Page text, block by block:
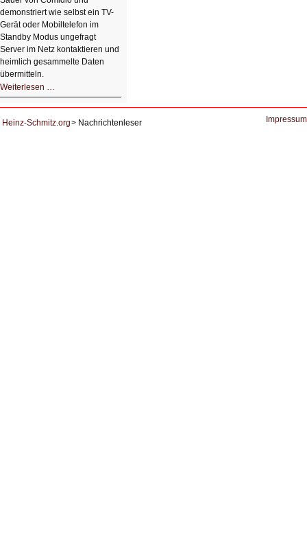
demonstriert wie selbst ein TV-
Gerät oder Mobiltelefon im
Standby Modus ungefragt
Server im Netz kontaktieren und
heimlich gesammelte Daten
übermitteln.
Weiterlesen …
DNS
Heinz-Schmitz.org
Nachrichtenleser Impressum